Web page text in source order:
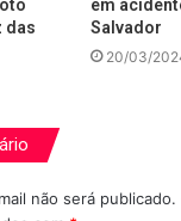
das
em
Salvador
20/03/
não será publicado.